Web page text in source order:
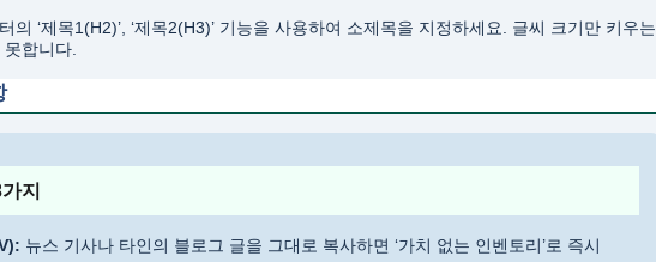
의 ‘제목1(H2)’, ‘제목2(H3)’ 기능을 사용하여 소제목을 지정하세요. 글씨 크기만 키우는
합니다.
지
뉴스 기사나 타인의 블로그 글을 그대로 복사하면 ‘가치 없는 인벤토리’로 즉시